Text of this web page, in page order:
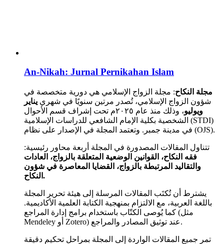
An-Nikah: Jurnal Pernikahan Islam
مجلة النكاح: مجلة الزواج الإسلامي هي دورية متخصصة في
شؤون الزواج الإسلامي، تُصدر مرتين سنويًا في شهري يناير
ويوليو
، وذلك منذ عام ٢٠٢٥م تحت إشراف قسم الأحوال
الشخصية بكلية الإمام الشافعي للدراسات الإسلامية (STDI)
في مدينة جمبر. وتعتمد المجلة في الإصدار على نظام (OJS).
تتناول المقالات المصدورة في المجلة أربعة محاور رئيسية:
فقه النكاح، القوانين الوضعية المتعلقة بالزواج، العادات
والتقاليد المرتبطة بالزواج، القضايا المعاصرة في شؤون
النكاح.
يشترط أن تُكتَب المقالات المرسلة إلى هيئة تحرير المجلة
باللغة العربية، مع الالتزام بمنهجية الكتابة العلمية الأكاديمية.
كما يُوصى الكتّاب باستخدام برامج إدارة المراجع (مثل
Mendeley أو Zotero) عند توثيق المصادر والمراجع.
تمر جميع المقالات الواردة إلى المجلة بمراحل تحكيم دقيقة